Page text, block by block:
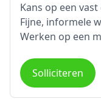
Kans op een
Fijne, informele
Werken op een
Solliciteren